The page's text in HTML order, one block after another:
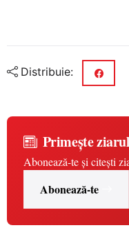
Distribuie:
Primește
Abonează-te și citești
Abonează-te